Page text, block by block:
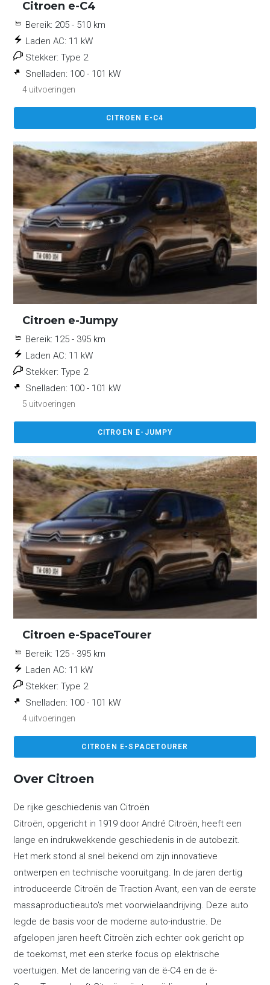
Citroen e-C4
Bereik: 205 - 510 km
Laden AC: 11 kW
Stekker: Type 2
Snelladen: 100 - 101 kW
4 uitvoeringen
CITROEN E-C4
Citroen e-Jumpy
Bereik: 125 - 395 km
Laden AC: 11 kW
Stekker: Type 2
Snelladen: 100 - 101 kW
5 uitvoeringen
CITROEN E-JUMPY
Citroen e-SpaceTourer
Bereik: 125 - 395 km
Laden AC: 11 kW
Stekker: Type 2
Snelladen: 100 - 101 kW
4 uitvoeringen
CITROEN E-SPACETOURER
Over Citroen
De rijke geschiedenis van Citroën
Citroën, opgericht in 1919 door André Citroën, heeft een
lange en indrukwekkende geschiedenis in de autobezit.
Het merk stond al snel bekend om zijn innovatieve
ontwerpen en technische vooruitgang. In de jaren dertig
introduceerde Citroën de Traction Avant, een van de eerste
massaproductieauto's met voorwielaandrijving. Deze auto
legde de basis voor de moderne auto-industrie. De
afgelopen jaren heeft Citroën zich echter ook gericht op
de toekomst, met een sterke focus op elektrische
voertuigen. Met de lancering van de ë-C4 en de ë-